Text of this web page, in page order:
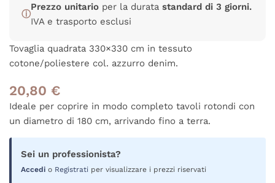
ⓘ
Prezzo unitario per la durata standard di 3 giorni.
IVA e trasporto esclusi
Tovaglia quadrata 330×330 cm in tessuto
cotone/poliestere col. azzurro denim.
20,80 €
Ideale per coprire in modo completo tavoli rotondi con
un diametro di 180 cm, arrivando fino a terra.
Sei un professionista?
Accedi o Registrati per visualizzare i prezzi riservati